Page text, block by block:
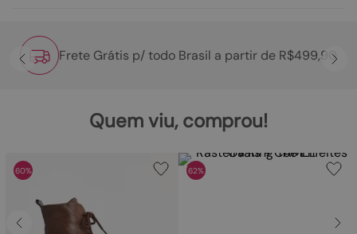
Frete Grátis p/ todo Brasil a partir de R$499,90
Quem viu, comprou!
60% 62%